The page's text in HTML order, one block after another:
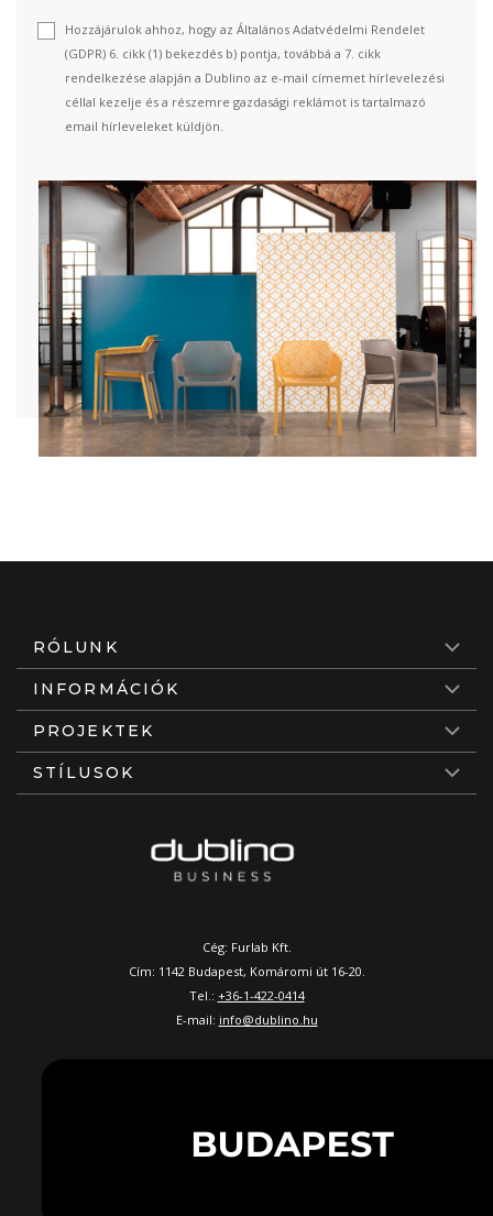
Hozzájárulok ahhoz, hogy az Általános Adatvédelmi Rendelet
(GDPR) 6. cikk (1) bekezdés b) pontja, továbbá a 7. cikk
rendelkezése alapján a Dublino az e-mail címemet hírlevelezési
céllal kezelje és a részemre gazdasági reklámot is tartalmazó
email hírleveleket küldjön.
RÓLUNK
INFORMÁCIÓK
PROJEKTEK
STÍLUSOK
Cég: Furlab Kft.
Cím: 1142 Budapest, Komáromi út 16-20.
Tel.: +36-1-422-0414
E-mail: info@dublino.hu